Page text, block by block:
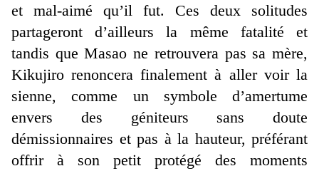
et mal-aimé qu’il fut. Ces deux solitudes
partageront d’ailleurs la même fatalité et
tandis que Masao ne retrouvera pas sa mère,
Kikujiro renoncera finalement à aller voir la
sienne, comme un symbole d’amertume
envers des géniteurs sans doute
démissionnaires et pas à la hauteur, préférant
offrir à son petit protégé des moments